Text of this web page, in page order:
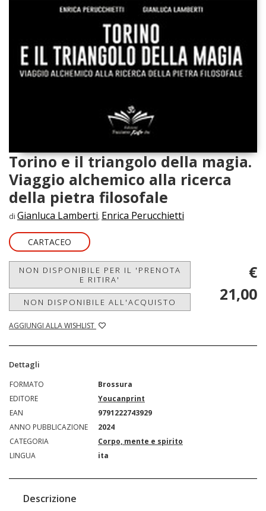
Torino e il triangolo della magia.
Viaggio alchemico alla ricerca
della pietra filosofale
di Gianluca Lamberti, Enrica Perucchietti
CARTACEO
NON DISPONIBILE PER IL 'PRENOTA
E RITIRA'
NON DISPONIBILE ALL'ACQUISTO
AGGIUNGI ALLA WISHLIST
€
21,00
Dettagli
FORMATO
Brossura
EDITORE
Youcanprint
EAN
9791222743929
ANNO PUBBLICAZIONE
2024
CATEGORIA
Corpo, mente e spirito
LINGUA
ita
Descrizione